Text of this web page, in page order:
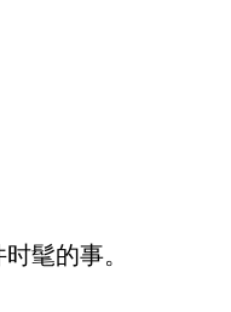
髦的事。